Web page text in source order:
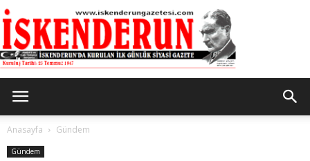
Anasayfa Gündem
Gündem